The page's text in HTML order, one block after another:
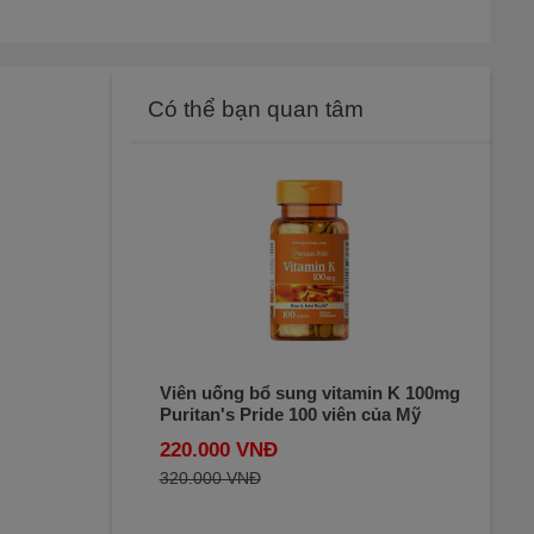
Có thể bạn quan tâm
Viên uống bổ sung vitamin K 100mg
Puritan's Pride 100 viên của Mỹ
220.000 VNĐ
320.000 VNĐ